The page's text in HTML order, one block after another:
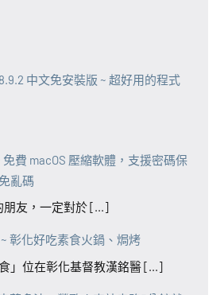
中文免安裝版 ~ 超好用的程式
免費 macOS 壓縮軟體，支援密碼保
亂碼
朋友，一定對於 [...]
彰化好吃素食火鍋、焗烤
」位在彰化基督教漢銘醫 [...]